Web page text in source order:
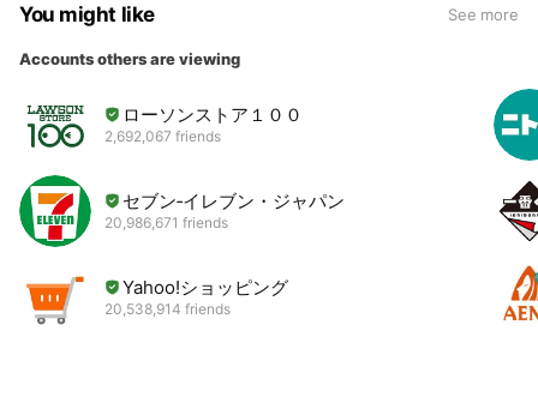
You might like See more
Accounts others are viewing
ローソンストア１００
2,692,067 friends
セブン‐イレブン・ジャパン
20,986,671 friends
Yahoo!ショッピング
20,538,914 friends